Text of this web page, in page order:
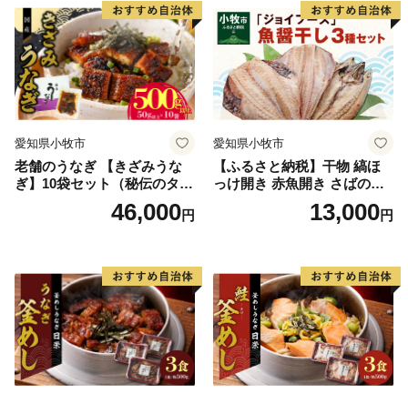
愛知県小牧市
老舗のうなぎ 【きざみうな
ぎ】10袋セット（秘伝のタレ
46,000円
愛知県小牧市
【ふるさと納税】干物 縞ほ
っけ開き 赤魚開き さばの開
き 魚醤干し 3種 セット 詰め
合わせ 魚 おかず 肉厚 おいし
取り寄せグルメ 魚醤 ナンプ
ラー 愛知県 小牧市 冷凍 送料
無料
13,000円